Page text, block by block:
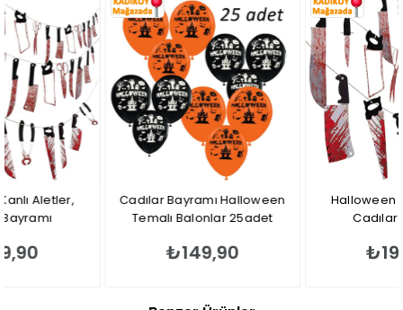
Cadılar Bayramı Halloween
Temalı Balonlar 25adet
Halloween Kanlı Aletler,
Cadılar Bayramı